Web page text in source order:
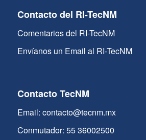
Contacto del RI-TecNM
Comentarios del RI-TecNM
Envíanos un Email al RI-TecNM
Contacto TecNM
Email: contacto@tecnm.mx
Conmutador: 55 36002500